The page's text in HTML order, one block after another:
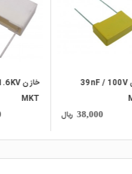
خازن 8.2nF / 1.6KV
260,000